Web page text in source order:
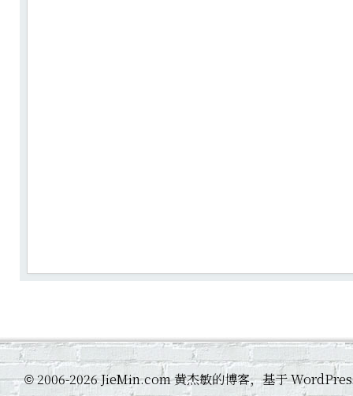
©2006-2026 JieMin.com 黄杰敏的博客，基于